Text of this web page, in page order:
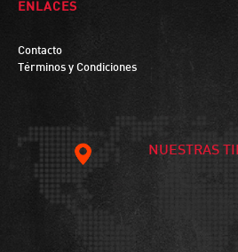
ENLACES
Contacto
Términos y Condiciones
NUESTRAS